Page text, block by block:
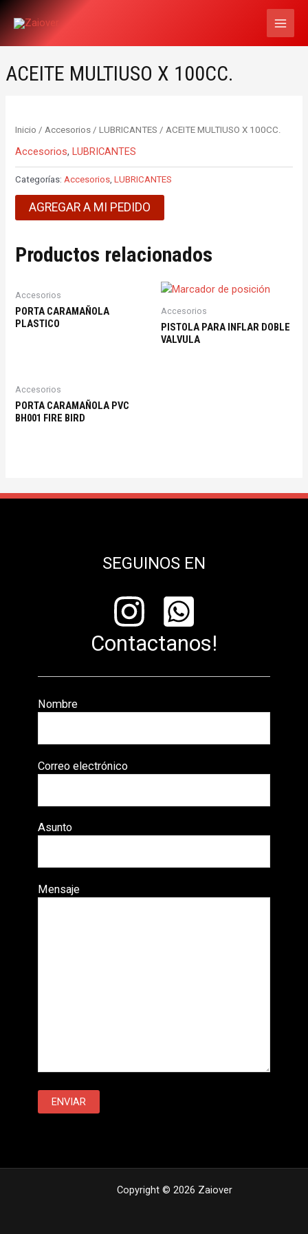
ACEITE MULTIUSO X 100CC.
Inicio / Accesorios /LUBRICANTES / ACEITE MULTIUSO X 100CC.
Accesorios,LUBRICANTES
Categorías:Accesorios,LUBRICANTES
AGREGAR A MI PEDIDO
Productos relacionados
Accesorios
PORTA CARAMAÑOLA
PLASTICO
Accesorios
PISTOLA PARA INFLAR DOBLE
VALVULA
Accesorios
PORTA CARAMAÑOLA PVC
BH001 FIRE BIRD
SEGUINOS EN
Contactanos!
Nombre
Correo electrónico
Asunto
Mensaje
Copyright © 2026 Zaiover